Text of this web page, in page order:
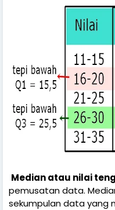
Median atau nilai
pemusatan data.
sekumpulan data yang